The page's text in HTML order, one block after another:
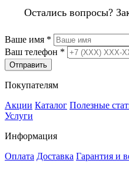
Остались вопросы?
Ваше имя *
Ваш телефон *
Отправить
Покупателям
Акции Каталог Полезные
Услуги
Информация
Оплата Доставка Гарантия и